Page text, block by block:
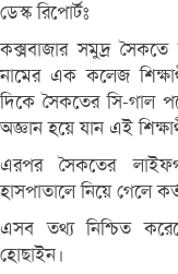
ডেস্ক রিপোর্টঃ
কক্সবাজার সমুদ্র
নামের এক কলেজ
দিকে সৈকতের সি-গাল
অজ্ঞান হয়ে যান এই
এরপর সৈকতের
হাসপাতালে নিয়ে গেলে
এসব তথ্য নিশ্চিত
হোছাইন।